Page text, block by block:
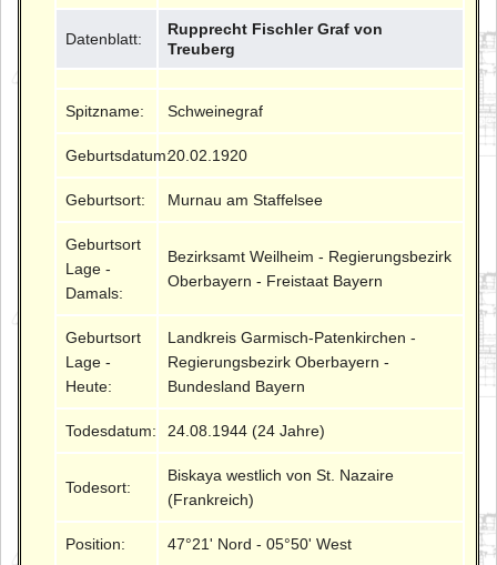
Datenblatt:
Rupprecht Fischler Graf von
Treuberg
Spitzname: Schweinegraf
Geburtsdatum:20.02.1920
Geburtsort: Murnau am Staffelsee
Geburtsort
Lage -
Damals:
Bezirksamt Weilheim - Regierungsbezirk
Oberbayern - Freistaat Bayern
Geburtsort
Lage -
Heute:
Landkreis Garmisch-Patenkirchen -
Regierungsbezirk Oberbayern -
Bundesland Bayern
Todesdatum: 24.08.1944 (24 Jahre)
Todesort:
Biskaya westlich von St. Nazaire
(Frankreich)
Position: 47°21' Nord - 05°50' West